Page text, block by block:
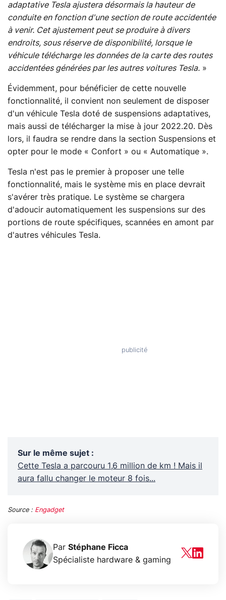
adaptative Tesla ajustera désormais la hauteur de
conduite en fonction d'une section de route accidentée
à venir. Cet ajustement peut se produire à divers
endroits, sous réserve de disponibilité, lorsque le
véhicule télécharge les données de la carte des routes
accidentées générées par les autres voitures Tesla. »
Évidemment, pour bénéficier de cette nouvelle
fonctionnalité, il convient non seulement de disposer
d'un véhicule Tesla doté de suspensions adaptatives,
mais aussi de télécharger la mise à jour 2022.20. Dès
lors, il faudra se rendre dans la section Suspensions et
opter pour le mode « Confort » ou « Automatique ».
Tesla n'est pas le premier à proposer une telle
fonctionnalité, mais le système mis en place devrait
s'avérer très pratique. Le système se chargera
d'adoucir automatiquement les suspensions sur des
portions de route spécifiques, scannées en amont par
d'autres véhicules Tesla.
Sur le même sujet :
Cette Tesla a parcouru 1,6 million de km ! Mais il
aura fallu changer le moteur 8 fois...
Source : Engadget
Par Stéphane Ficca
Spécialiste hardware & gaming